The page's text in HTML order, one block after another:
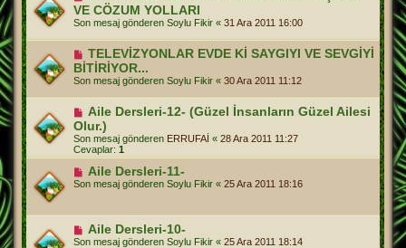
VE CÖZUM YOLLARI
Son mesaj gönderen Soylu Fikir « 31 Ara 2011 16:00
TELEVİZYONLAR EVDE Kİ SAYGIYI VE SEVGİYİ
BİTİRİYOR...
Son mesaj gönderen Soylu Fikir « 30 Ara 2011 11:12
Aile Dersleri-12- (Güzel İnsanların Güzel Ailesi
Olur.)
Son mesaj gönderen ERRUFAİ « 28 Ara 2011 11:27
Cevaplar: 1
Aile Dersleri-11-
Son mesaj gönderen Soylu Fikir « 25 Ara 2011 18:16
Aile Dersleri-10-
Son mesaj gönderen Soylu Fikir « 25 Ara 2011 18:14